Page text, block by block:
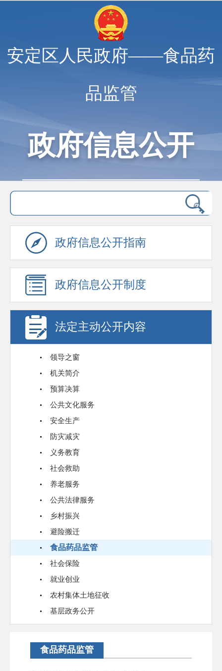
安定区人民政府——食品药
品监管
政府信息公开
政府信息公开指南
政府信息公开制度
法定主动公开内容
领导之窗
机关简介
预算决算
公共文化服务
安全生产
防灾减灾
义务教育
社会救助
养老服务
公共法律服务
乡村振兴
避险搬迁
食品药品监管
社会保险
就业创业
农村集体土地征收
基层政务公开
食品药品监管